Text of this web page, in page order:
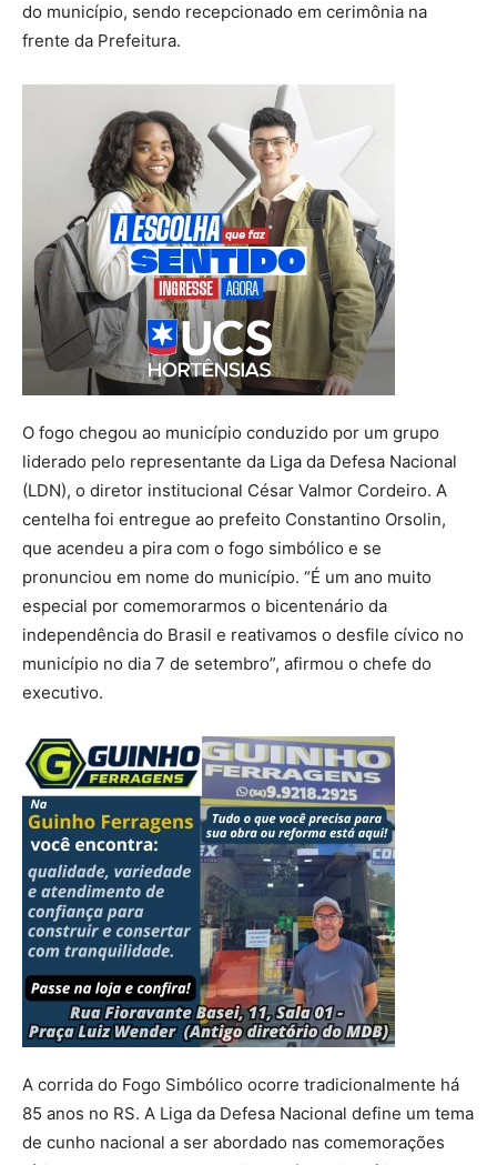
do município, sendo recepcionado em cerimônia na
frente da Prefeitura.
O fogo chegou ao município conduzido por um grupo
liderado pelo representante da Liga da Defesa Nacional
(LDN), o diretor institucional César Valmor Cordeiro. A
centelha foi entregue ao prefeito Constantino Orsolin,
que acendeu a pira com o fogo simbólico e se
pronunciou em nome do município. “É um ano muito
especial por comemorarmos o bicentenário da
independência do Brasil e reativamos o desfile cívico no
município no dia 7 de setembro”, afirmou o chefe do
executivo.
A corrida do Fogo Simbólico ocorre tradicionalmente há
85 anos no RS. A Liga da Defesa Nacional define um tema
de cunho nacional a ser abordado nas comemorações